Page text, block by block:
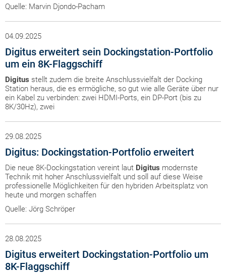
Quelle: Marvin Djondo-Pacham
04.09.2025
Digitus erweitert sein Dockingstation-Portfolio
um ein 8K-Flaggschiff
Digitus stellt zudem die breite Anschlussvielfalt der Docking
Station heraus, die es ermögliche, so gut wie alle Geräte über nur
ein Kabel zu verbinden: zwei HDMI-Ports, ein DP-Port (bis zu
8K/30Hz), zwei
29.08.2025
Digitus: Dockingstation-Portfolio erweitert
Die neue 8K-Dockingstation vereint laut Digitus modernste
Technik mit hoher Anschlussvielfalt und soll auf diese Weise
professionelle Möglichkeiten für den hybriden Arbeitsplatz von
heute und morgen schaffen
Quelle: Jörg Schröper
28.08.2025
Digitus erweitert Dockingstation-Portfolio um
8K-Flaggschiff